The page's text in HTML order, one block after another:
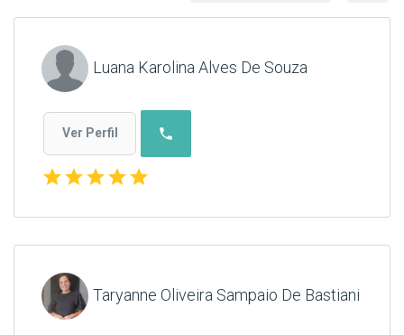
Luana Karolina Alves De Souza
Ver Perfil phone
starstarstarstarstar
Taryanne Oliveira Sampaio De Bastiani